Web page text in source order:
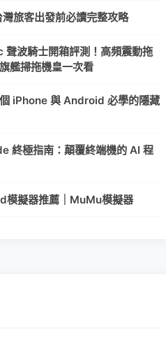
旅客出發前必讀完整攻略
波騎士開箱評測！高頻震動拖
艦掃拖機皇一次看
iPhone 與 Android 必學的隱藏
終極指南：顛覆終端機的 AI 程
模擬器推薦｜MuMu模擬器